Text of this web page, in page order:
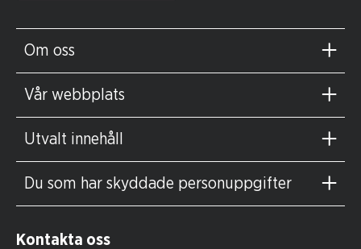
Om oss
Vår webbplats
Utvalt innehåll
Du som har skyddade personuppgifter
Kontakta oss